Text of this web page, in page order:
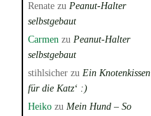
Renate zu Peanut-Halter
selbstgebaut
Carmen zu Peanut-Halter
selbstgebaut
stihlsicher zu Ein Knotenkissen
für die Katz‘ :)
Heiko zu Mein Hund – So